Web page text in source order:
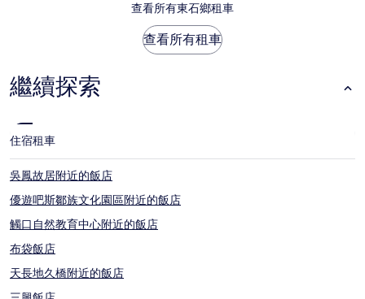
查看所有東石鄉租車
查看所有租車
繼續探索
住宿租車
吳鳳故居附近的飯店
優遊吧斯鄒族文化園區附近的飯店
觸口自然教育中心附近的飯店
布袋飯店
天長地久橋附近的飯店